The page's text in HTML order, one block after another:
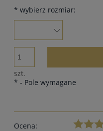
* wybierz rozmiar:
szt.
* - Pole wymagane
Ocena: